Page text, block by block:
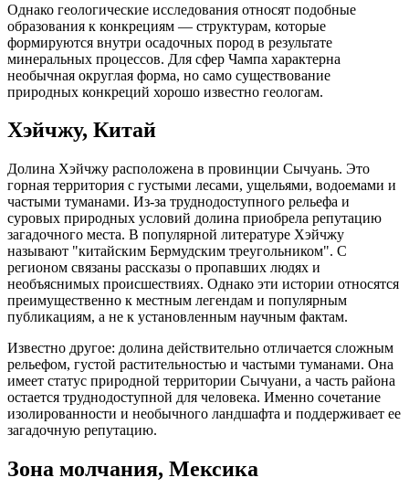
Однако геологические исследования относят подобные
образования к конкрециям — структурам, которые
формируются внутри осадочных пород в результате
минеральных процессов. Для сфер Чампа характерна
необычная округлая форма, но само существование
природных конкреций хорошо известно геологам.
Хэйчжу, Китай
Долина Хэйчжу расположена в провинции Сычуань. Это
горная территория с густыми лесами, ущельями, водоемами и
частыми туманами. Из-за труднодоступного рельефа и
суровых природных условий долина приобрела репутацию
загадочного места. В популярной литературе Хэйчжу
называют "китайским Бермудским треугольником". С
регионом связаны рассказы о пропавших людях и
необъяснимых происшествиях. Однако эти истории относятся
преимущественно к местным легендам и популярным
публикациям, а не к установленным научным фактам.
Известно другое: долина действительно отличается сложным
рельефом, густой растительностью и частыми туманами. Она
имеет статус природной территории Сычуани, а часть района
остается труднодоступной для человека. Именно сочетание
изолированности и необычного ландшафта и поддерживает ее
загадочную репутацию.
Зона молчания, Мексика